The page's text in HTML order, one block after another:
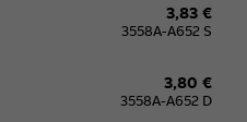
3,83 €
3558A-A652 S
3,80 €
3558A-A652 D